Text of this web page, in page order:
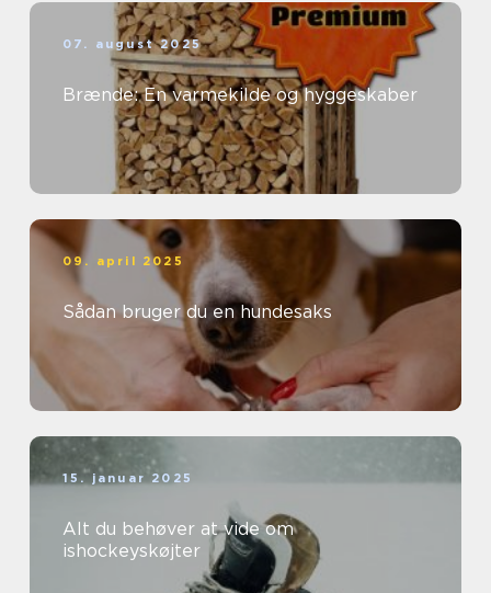
07. august 2025
Brænde: En varmekilde og hyggeskaber
09. april 2025
Sådan bruger du en hundesaks
15. januar 2025
Alt du behøver at vide om
ishockeyskøjter